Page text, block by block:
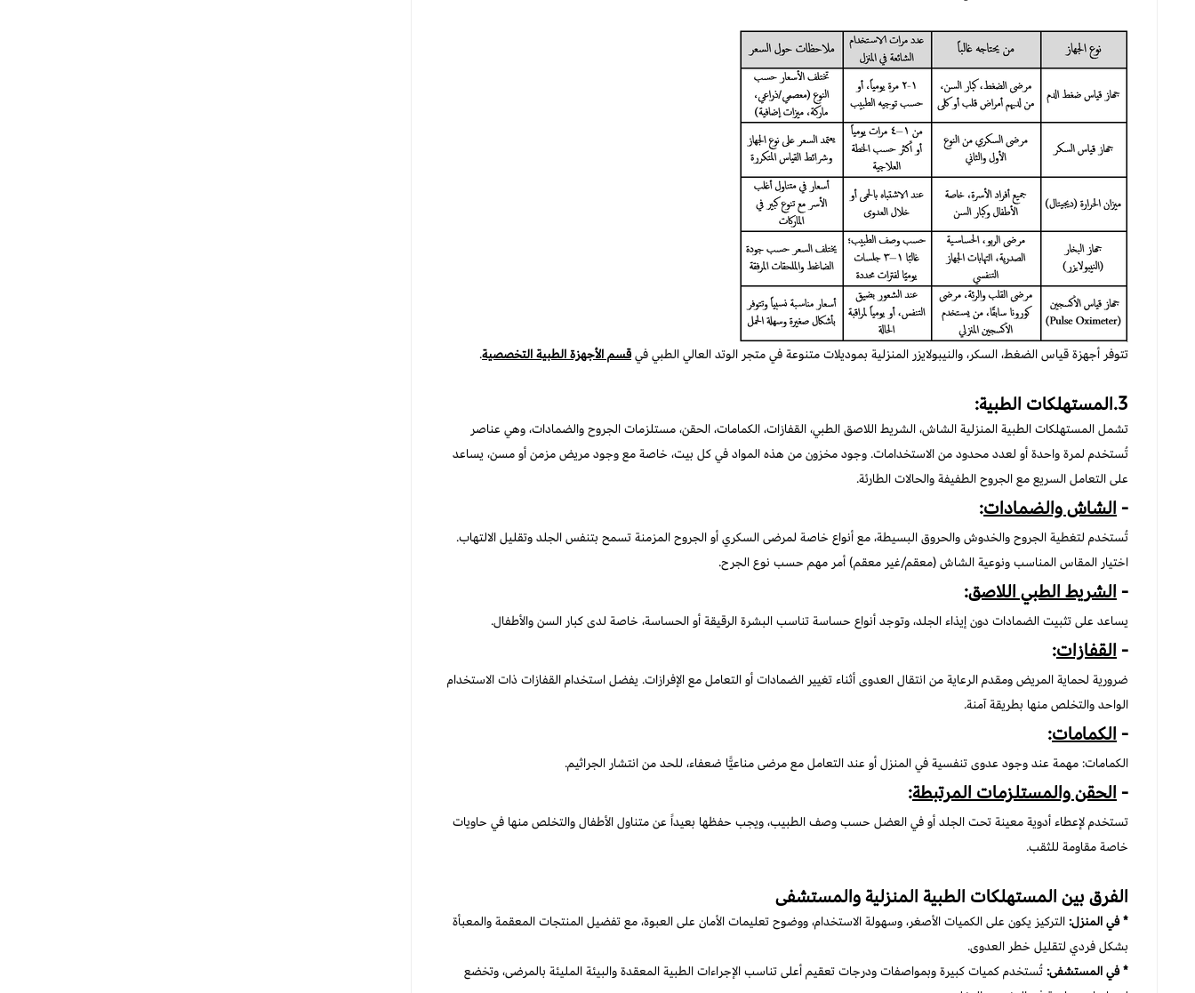
تتوفر أجهزة قياس الضغط، السكر، والنيبولايزر المنزلية بموديلات متنوعة في متجر الوتد العالي الطبي فيقسم الأجهزة الطبية التخصصية.
3.المستهلكات الطبية:
تشمل المستهلكات الطبية المنزلية الشاش، الشريط اللاصق الطبي، القفازات، الكمامات، الحقن، مستلزمات الجروح والضمادات، وهي عناصر
تُستخدم لمرة واحدة أو لعدد محدود من الاستخدامات. وجود مخزون من هذه المواد في كل بيت، خاصة مع وجود مريض مزمن أو مسن، يساعد
على التعامل السريع مع الجروح الطفيفة والحالات الطارئة.
-الشاش والضمادات:
تُستخدم لتغطية الجروح والخدوش والحروق البسيطة، مع أنواع خاصة لمرضى السكري أو الجروح المزمنة تسمح بتنفس الجلد وتقليل الالتهاب.
اختيار المقاس المناسب ونوعية الشاش (معقم/غير معقم) أمر مهم حسب نوع الجرح.
-الشريط الطبي اللاصق:
يساعد على تثبيت الضمادات دون إيذاء الجلد، وتوجد أنواع حساسة تناسب البشرة الرقيقة أو الحساسة، خاصة لدى كبار السن والأطفال.
-القفازات:
ضرورية لحماية المريض ومقدم الرعاية من انتقال العدوى أثناء تغيير الضمادات أو التعامل مع الإفرازات. يفضل استخدام القفازات ذات الاستخدام
الواحد والتخلص منها بطريقة آمنة.
-الكمامات:
الكمامات: مهمة عند وجود عدوى تنفسية في المنزل أو عند التعامل مع مرضى مناعيًّا ضعفاء، للحد من انتشار الجراثيم.
-الحقن والمستلزمات المرتبطة:
تستخدم لإعطاء أدوية معينة تحت الجلد أو في العضل حسب وصف الطبيب، ويجب حفظها بعيداً عن متناول الأطفال والتخلص منها في حاويات
خاصة مقاومة للثقب.
الفرق بين المستهلكات الطبية المنزلية والمستشفى
* في المنزل:التركيز يكون على الكميات الأصغر، وسهولة الاستخدام، ووضوح تعليمات الأمان على العبوة، مع تفضيل المنتجات المعقمة والمعبأة
بشكل فردي لتقليل خطر العدوى.
* في المستشفى:تُستخدم كميات كبيرة وبمواصفات ودرجات تعقيم أعلى تناسب الإجراءات الطبية المعقدة والبيئة المليئة بالمرضى، وتخضع